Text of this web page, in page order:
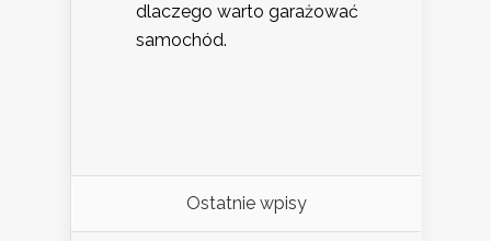
dlaczego warto garażować
samochód.
Ostatnie wpisy